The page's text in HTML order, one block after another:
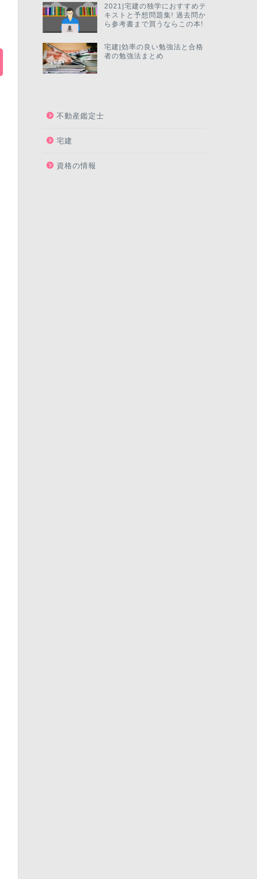
2021|宅建の独学におすすめテ
キストと予想問題集! 過去問か
ら参考書まで買うならこの本!
宅建|効率の良い勉強法と合格
者の勉強法まとめ
不動産鑑定士
宅建
資格の情報